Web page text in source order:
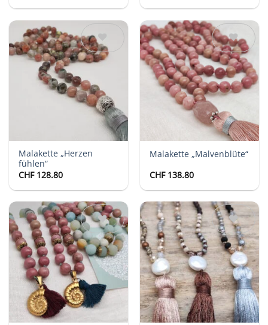
Auf die
Malakette „Herzen
fühlen“
CHF128.80
Auf die
Wunschliste
Malakette „Malvenblüte“
CHF138.80
Auf die
Wunschliste
Auf die
Wunschliste